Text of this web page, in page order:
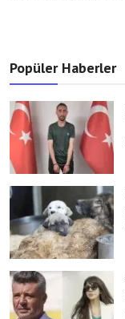
Popüler Haberler